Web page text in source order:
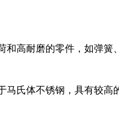
高耐磨的零件，如弹簧
氏体不锈钢，具有较